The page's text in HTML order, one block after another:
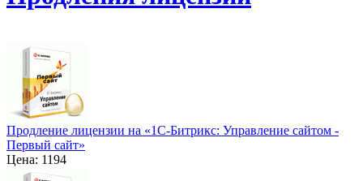
Продление лицензии на «1С-Битрикс: Управление сайтом -
Первый сайт»
Цена: 1194